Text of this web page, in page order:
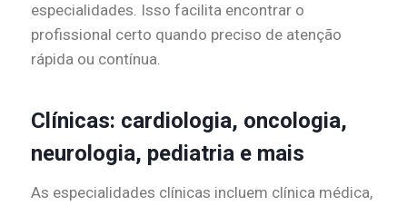
especialidades. Isso facilita encontrar o
profissional certo quando preciso de atenção
rápida ou contínua.
Clínicas: cardiologia, oncologia,
neurologia, pediatria e mais
As especialidades clínicas incluem clínica médica,